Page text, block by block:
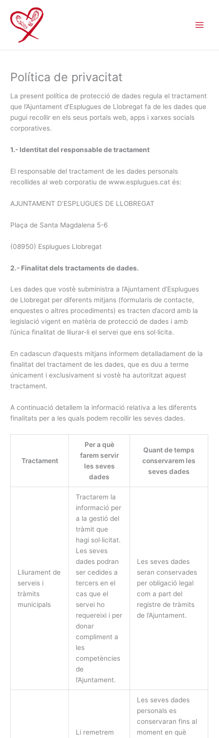
contenido
Política de privacitat
La present política de protecció de dades regula el tractament
que l’Ajuntament d’Esplugues de Llobregat fa de les dades que
pugui recollir en els seus portals web, apps i xarxes socials
corporatives.
1.- Identitat del responsable de tractament
El responsable del tractament de les dades personals
recollides al web corporatiu de www.esplugues.cat és:
AJUNTAMENT D’ESPLUGUES DE LLOBREGAT
Plaça de Santa Magdalena 5-6
(08950) Esplugues Llobregat
2.- Finalitat dels tractaments de dades.
Les dades que vostè subministra a l’Ajuntament d’Esplugues
de Llobregat per diferents mitjans (formularis de contacte,
enquestes o altres procediments) es tracten d’acord amb la
legislació vigent en matèria de protecció de dades i amb
l’única finalitat de lliurar-li el servei que ens sol·licita.
En cadascun d’aquests mitjans informem detalladament de la
finalitat del tractament de les dades, que es duu a terme
únicament i exclusivament si vostè ha autoritzat aquest
tractament.
A continuació detallem la informació relativa a les diferents
finalitats per a les quals podem recollir les seves dades.
Tractament
Per a què
farem servir
les seves
dades
Quant de temps
conservarem les
seves dades
Lliurament de
serveis i
tràmits
municipals
Tractarem la
informació per
a la gestió del
tràmit que
hagi sol·licitat.
Les seves
dades podran
ser cedides a
tercers en el
cas que el
servei ho
requereixi i per
donar
compliment a
les
competències
de
l’Ajuntament.
Les seves dades
seran conservades
per obligació legal
com a part del
registre de tràmits
de l’Ajuntament.
Li remetrem
Les seves dades
personals es
conservaran fins al
moment en què